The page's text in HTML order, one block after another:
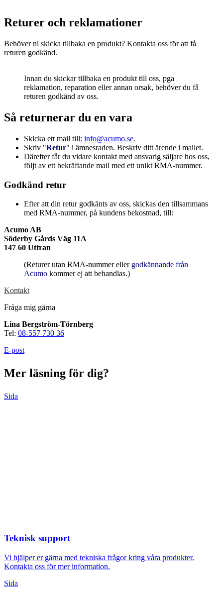
MätskalorRäknare / Displayer
Maskinsäkerhet
LjusridåerLjustorn
Varningsljud
Kablage
Returer och reklamationer
Behöver ni skicka tillbaka en produkt? Kontakta oss för att få
returen godkänd.
Innan du skickar tillbaka en produkt till oss, pga
reklamation, reparation eller annan orsak, behöver du få
returen godkänd av oss.
Så returnerar du en vara
Skicka ett mail till: info@acumo.se.
Skriv "Retur" i ämnesraden. Beskriv ditt ärende i mailet.
Därefter får du vidare kontakt med ansvarig säljare hos oss,
följt av ett bekräftande mail med ett unikt RMA-nummer.
Godkänd retur
Efter att din retur godkänts av oss, skickas den tillsammans
med RMA-nummer, på kundens bekostnad, till:
Acumo AB
Söderby Gårds Väg 11A
147 60 Uttran
(Returer utan RMA-nummer ellergodkännande från
Acumo kommer ej att behandlas.)
Kontakt
Fråga mig gärna
Lina Bergström-Törnberg
Tel: 08-557 730 36
E-post
Mer läsning för dig?
Sida
Teknisk support
Vi hjälper er gärna med tekniska frågor kring våra produkter.
Kontakta oss för mer information.
Sida